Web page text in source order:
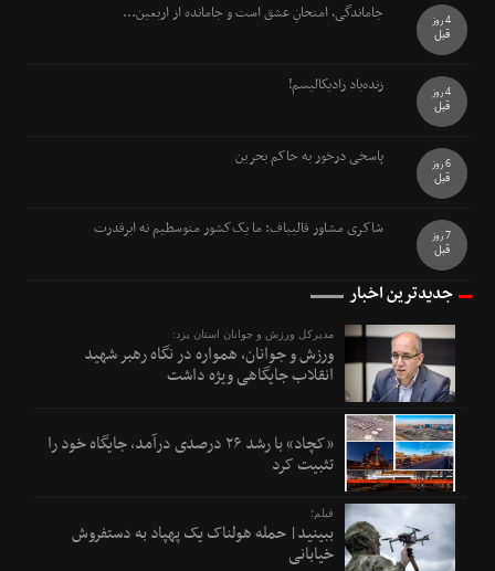
جاماندگی، امتحانِ عشق است و جامانده از اربعین...
4 روز
قبل
زنده‌باد رادیکالیسم!
4 روز
قبل
پاسخی درخور به حاکم بحرین
6 روز
قبل
شاکری مشاور قالیباف: ما یک‌کشور متوسطیم نه ابرقدرت
7 روز
قبل
جدیدترین اخبار
مدیرکل ورزش و جوانان استان یزد:
ورزش و جوانان، همواره در نگاه رهبر شهید
انقلاب جایگاهی ویژه داشت
«کچاد» با رشد ۲۶ درصدی درآمد، جایگاه خود را
تثبیت کرد
فیلم؛
ببینید| حمله هولناک یک پهپاد به دستفروش
خیابانی